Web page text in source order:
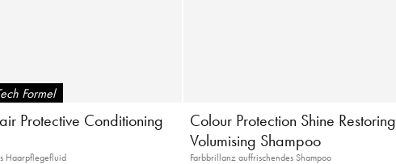
Formel
Protective Conditioning
Haarpflegefluid
Colour Protection Shine Restoring
Volumising Shampoo
Farbbrillanz auffrischendes Shampoo